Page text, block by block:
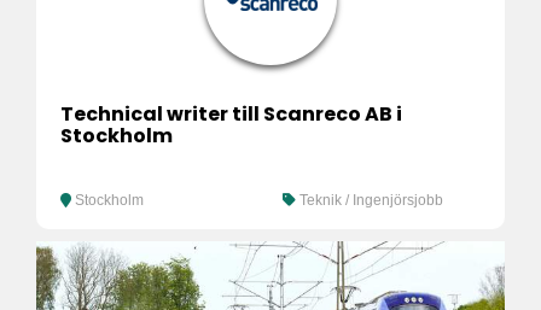
Technical writer till Scanreco AB i
Stockholm
Stockholm Teknik / Ingenjörsjobb